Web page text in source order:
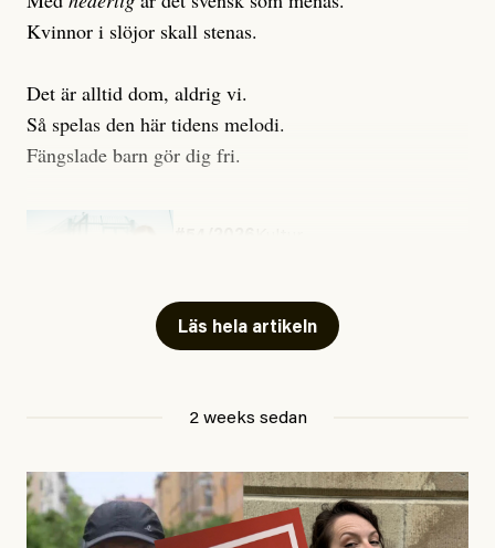
Kvinnor i slöjor skall stenas.
Det är alltid dom, aldrig vi.
Så spelas den här tidens melodi.
Fängslade barn gör dig fri.
Läs hela artikeln
2 weeks sedan